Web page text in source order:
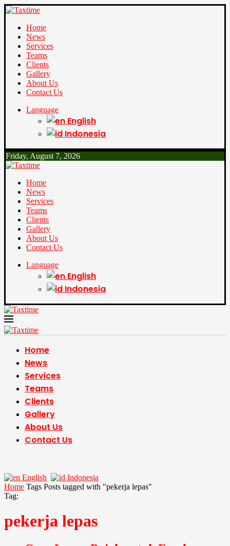
Home
News
Services
Teams
Clients
Gallery
About Us
Contact Us
Language
English
Indonesia
Friday, August 7, 2026
Home
News
Services
Teams
Clients
Gallery
About Us
Contact Us
Language
English
Indonesia
Home
News
Services
Teams
Clients
Gallery
About Us
Contact Us
English
Indonesia
Home Tags Posts tagged with "pekerja lepas"
Tag:
pekerja lepas